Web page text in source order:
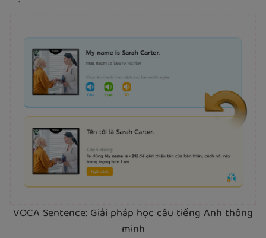
VOCA Sentence: Giải pháp học câu tiếng Anh thông
minh